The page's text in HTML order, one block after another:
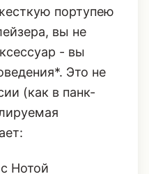
(как в панк-
Нотой
деловой,
но